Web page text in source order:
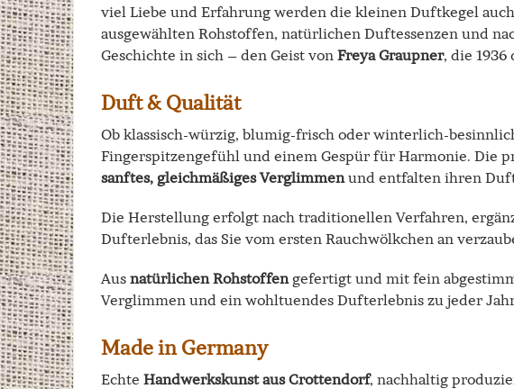
viel Liebe und Erfahrung werden die kleinen Duftkegel
ausgewählten Rohstoffen, natürlichen Duftessenzen und
Geschichte in sich – den Geist von Freya Graupner, die
Duft & Qualität
Ob klassisch-würzig, blumig-frisch oder winterlich-
Fingerspitzengefühl und einem Gespür für Harmonie. Die
sanftes, gleichmäßiges Verglimmenund entfalten ihren
Die Herstellung erfolgt nach traditionellen Verfahren,
Dufterlebnis, das Sie vom ersten Rauchwölkchen an
Aus natürlichen Rohstoffengefertigt und mit fein
Verglimmen und ein wohltuendes Dufterlebnis zu jeder
Made in Germany
Echte Handwerkskunst aus Crottendorf, nachhaltig